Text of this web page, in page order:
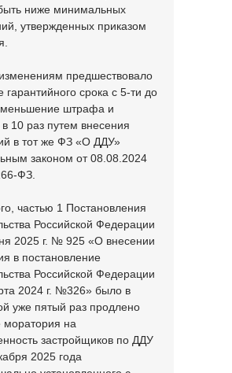
ниже минимальных
утвержденных приказом
предшествовало
гарантийного срока с 5-ти до
штрафа и
в 10 раз путем внесения
в тот же ФЗ «О ДДУ»
законом от 08.08.2024
ФЗ.
частью 1 Постановления
Российской Федерации
2025 г. № 925 «О внесении
в постановление
Российской Федерации
2024 г. №326» было в
уже пятый раз продлено
моратория на
застройщиков по ДДУ
2025 года